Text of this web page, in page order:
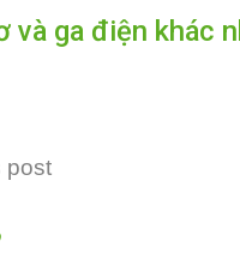
và ga điện khác
post